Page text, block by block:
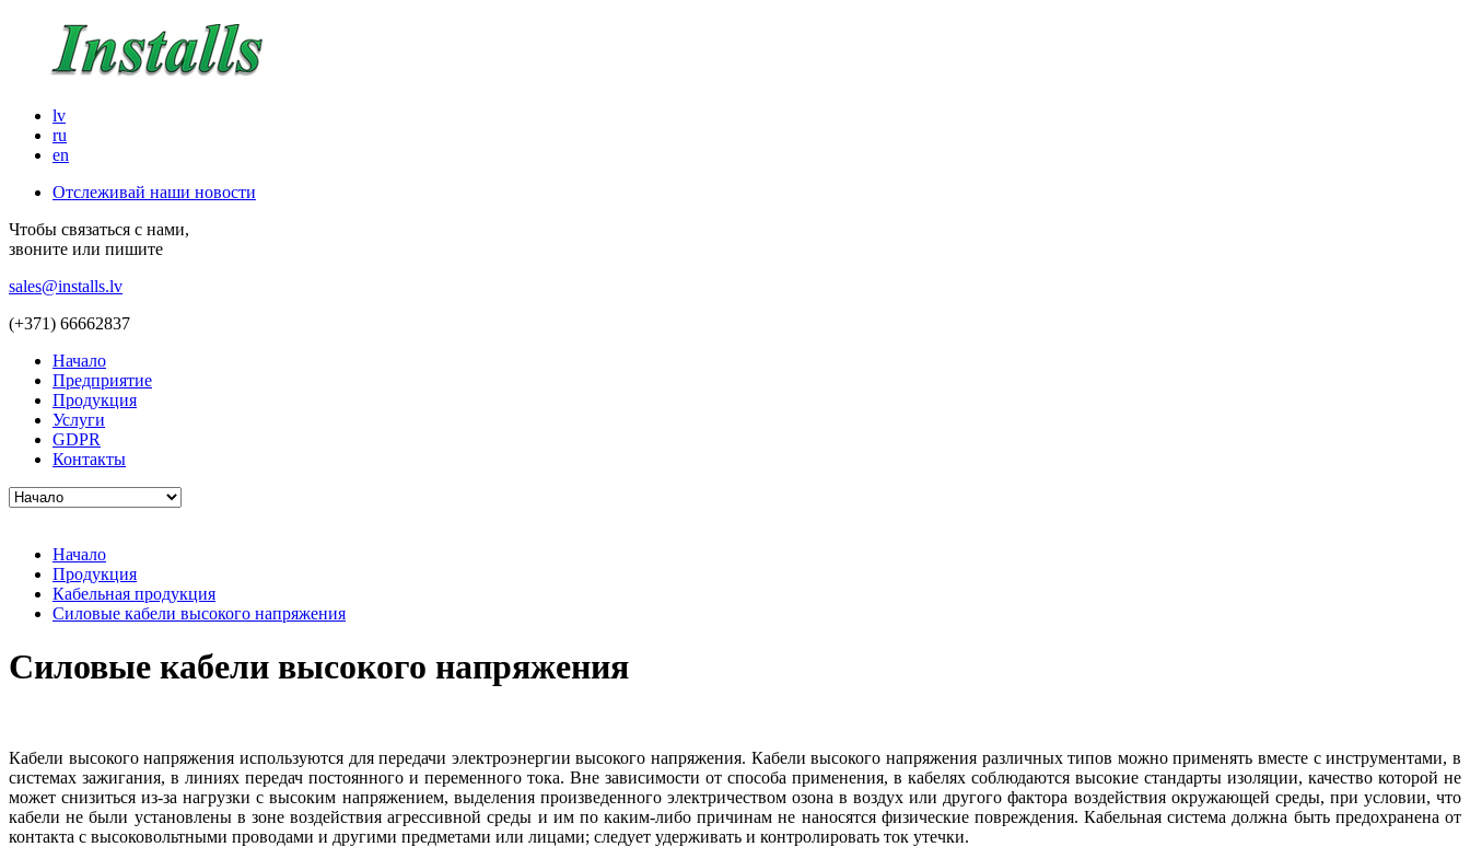
lv
ru
en
Отслеживай наши новости
Чтобы связаться с нами,
звоните или пишите
sales@installs.lv
(+371) 66662837
Начало
Предприятие
Продукция
Услуги
GDPR
Контакты
Начало
Продукция
Кабельная продукция
Силовые кабели высокого напряжения
Силовые кабели высокого напряжения
Кабели высокого напряжения используются для передачи электроэнергии высокого напряжения. Кабели высокого напряжения различных типов можно применять вместе с инструментами, в
системах зажигания, в линиях передач постоянного и переменного тока. Вне зависимости от способа применения, в кабелях соблюдаются высокие стандарты изоляции, качество которой не
может снизиться из-за нагрузки с высоким напряжением, выделения произведенного электричеством озона в воздух или другого фактора воздействия окружающей среды, при условии, что
кабели не были установлены в зоне воздействия агрессивной среды и им по каким-либо причинам не наносятся физические повреждения. Кабельная система должна быть предохранена от
контакта с высоковольтными проводами и другими предметами или лицами; следует удерживать и контролировать ток утечки.